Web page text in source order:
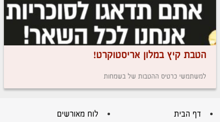
הטבת קיץ במלון אריסטוקרט!
למשתמשי כרטיס ההטבות של בשמחות
דף הבית לוח מאורשים